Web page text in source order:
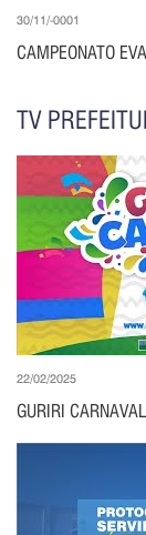
30/11/-0001
CAMPEONATO
TV
22/02/2025
GURIRI